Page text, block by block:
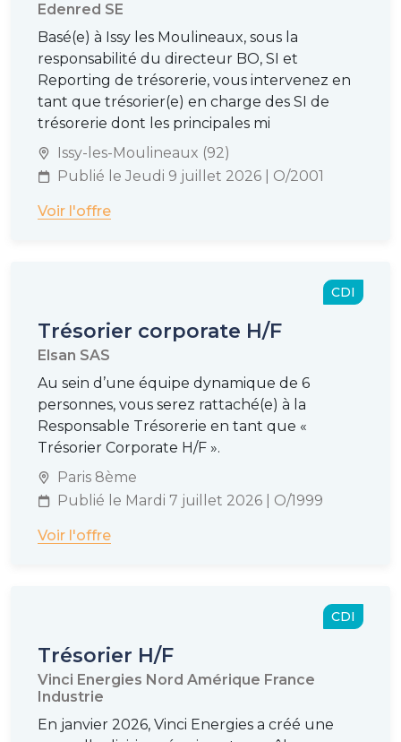
Edenred SE
Basé(e) à Issy les Moulineaux, sous la
responsabilité du directeur BO, SI et
Reporting de trésorerie, vous intervenez en
tant que trésorier(e) en charge des SI de
trésorerie dont les principales mi
Issy-les-Moulineaux (92)
Publié le Jeudi 9 juillet 2026 | O/2001
Voir l'offre
CDI
Trésorier corporate H/F
Elsan SAS
Au sein d’une équipe dynamique de 6
personnes, vous serez rattaché(e) à la
Responsable Trésorerie en tant que «
Trésorier Corporate H/F ».
Paris 8ème
Publié le Mardi 7 juillet 2026 | O/1999
Voir l'offre
CDI
Trésorier H/F
Vinci Energies Nord Amérique France
Industrie
En janvier 2026, Vinci Energies a créé une